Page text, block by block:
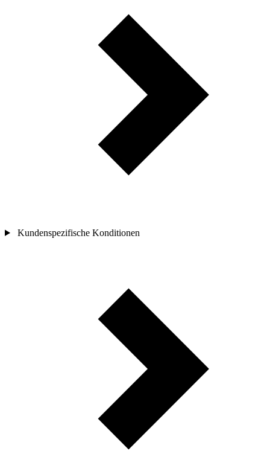
Kundenspezifische Konditionen